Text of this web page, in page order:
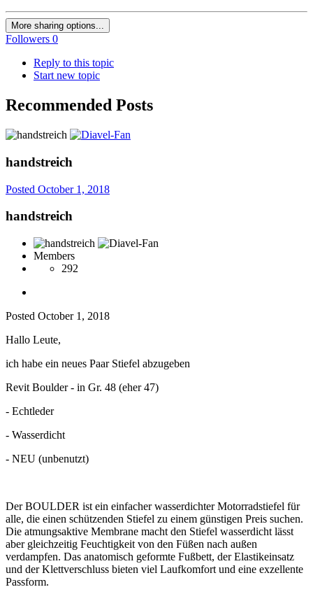
More sharing options...
Followers 0
Reply to this topic
Start new topic
Recommended Posts
handstreich
Posted October 1, 2018
handstreich
Members
292
Posted October 1, 2018
Hallo Leute,
ich habe ein neues Paar Stiefel abzugeben
Revit Boulder - in Gr. 48 (eher 47)
- Echtleder
- Wasserdicht
- NEU (unbenutzt)
Der BOULDER ist ein einfacher wasserdichter Motorradstiefel für
alle, die einen schützenden Stiefel zu einem günstigen Preis suchen.
Die atmungsaktive Membrane macht den Stiefel wasserdicht lässt
aber gleichzeitig Feuchtigkeit von den Füßen nach außen
verdampfen. Das anatomisch geformte Fußbett, der Elastikeinsatz
und der Klettverschluss bieten viel Laufkomfort und eine exzellente
Passform.